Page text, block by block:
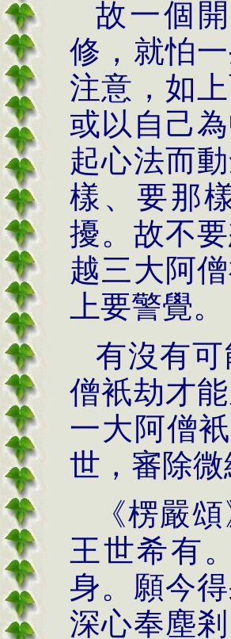
故一個
修，就怕
注意，如
或以自己
起心法而
樣、要那
擾。故不
越三大阿
上要警覺。
有沒有
僧衹劫才
一大阿僧
世，審除
《楞嚴
王世希有
身。願今
深心奉塵